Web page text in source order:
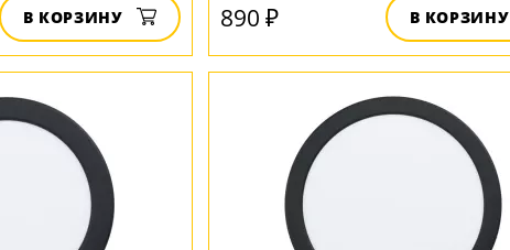
В КОРЗИНУ 890 ₽ В КОРЗИНУ